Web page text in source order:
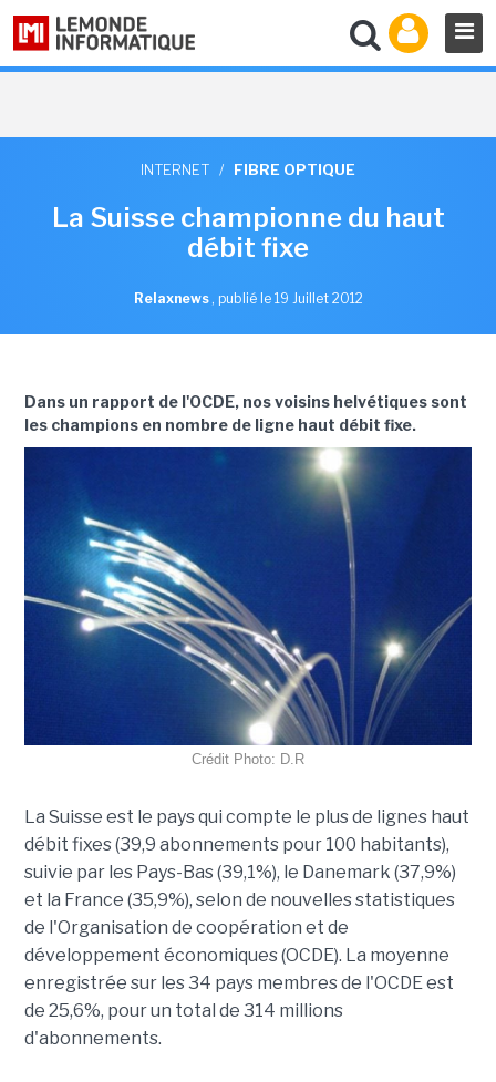
INTERNET / FIBRE OPTIQUE
La Suisse championne du haut
débit fixe
Relaxnews , publié le 19 Juillet 2012
Dans un rapport de l'OCDE, nos voisins helvétiques sont
les champions en nombre de ligne haut débit fixe.
Crédit Photo: D.R
La Suisse est le pays qui compte le plus de lignes haut
débit fixes (39,9 abonnements pour 100 habitants),
suivie par les Pays-Bas (39,1%), le Danemark (37,9%)
et la France (35,9%), selon de nouvelles statistiques
de l'Organisation de coopération et de
développement économiques (OCDE). La moyenne
enregistrée sur les 34 pays membres de l'OCDE est
de 25,6%, pour un total de 314 millions
d'abonnements.